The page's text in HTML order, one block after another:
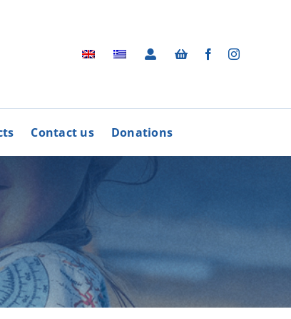
Council
Photographic Archive
Videos
Radio Advertisements
Advertisements / Brochures
BUY
PRODUCTS
More
Contact us Donations